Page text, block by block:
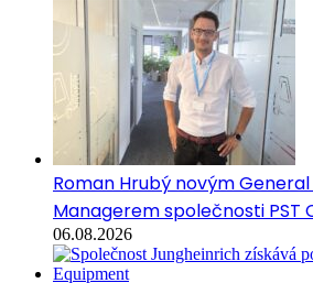
Roman Hrubý novým
Managerem společnosti PST
06.08.2026